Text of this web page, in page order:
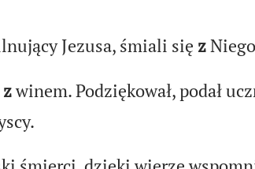
Jezusa, śmiali się z
zwinem. Podziękował, podał